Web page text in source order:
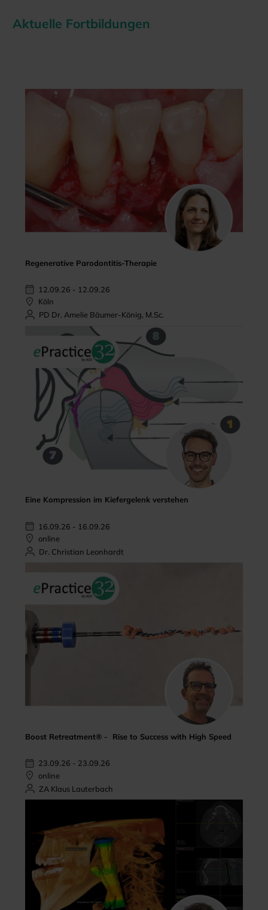
Aktuelle Fortbildungen
Regenerative Parodontitis-Therapie
12.09.26 - 12.09.26
Köln
PD Dr. Amelie Bäumer-König, M.Sc.
Eine Kompression im Kiefergelenk verstehen
16.09.26 - 16.09.26
online
Dr. Christian Leonhardt
Boost Retreatment® - Rise to Success with High Speed
23.09.26 - 23.09.26
online
ZA Klaus Lauterbach